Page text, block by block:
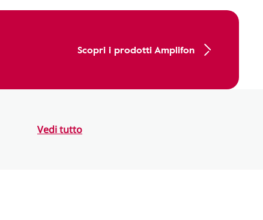
Scopri i prodotti Amplifon
Vedi tutto